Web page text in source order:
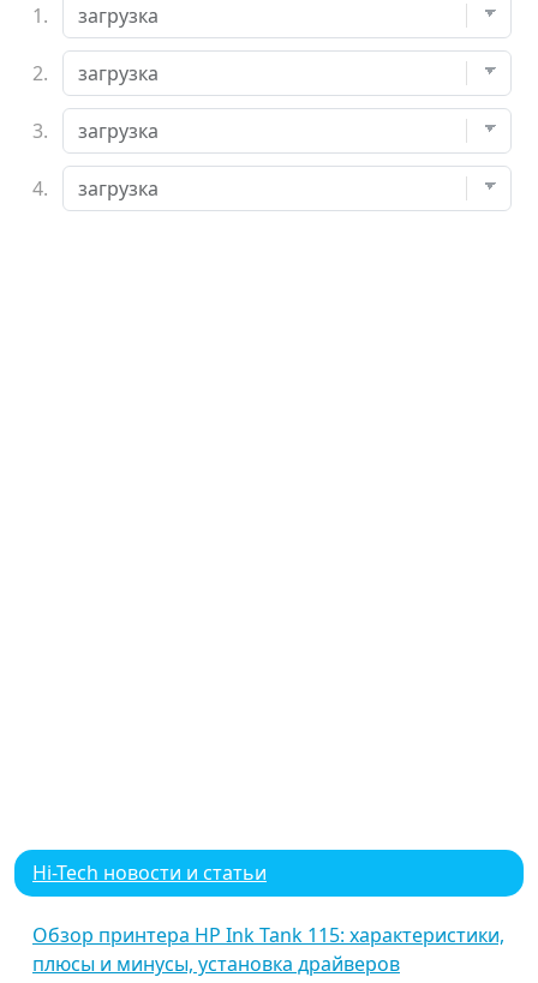
1.
2.
3.
4.
Hi-Tech новости и статьи
Обзор принтера HP Ink Tank 115: характеристики,
плюсы и минусы, установка драйверов